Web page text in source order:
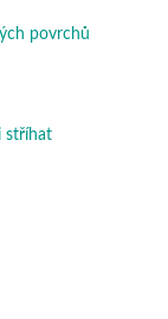
povrchů
stříhat